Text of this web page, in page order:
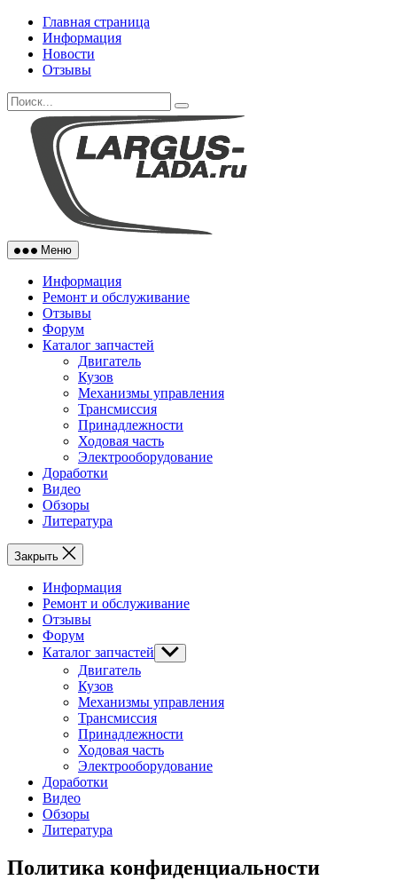
Skip
content
Главная страница
Информация
Новости
Отзывы
Меню
Информация
Ремонт и обслуживание
Отзывы
Форум
Каталог запчастей
Двигатель
Кузов
Механизмы управления
Трансмиссия
Принадлежности
Ходовая часть
Электрооборудование
Доработки
Видео
Обзоры
Литература
Закрыть
Информация
Ремонт и обслуживание
Отзывы
Форум
Каталог запчастей Show
sub
Двигатель
Кузов
Механизмы управления
Трансмиссия
Принадлежности
Ходовая часть
Электрооборудование
Доработки
Видео
Обзоры
Литература
Политика конфиденциальности